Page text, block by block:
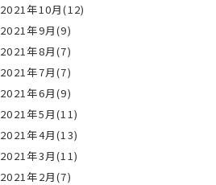
2021年10月(12)
2021年9月(9)
2021年8月(7)
2021年7月(7)
2021年6月(9)
2021年5月(11)
2021年4月(13)
2021年3月(11)
2021年2月(7)